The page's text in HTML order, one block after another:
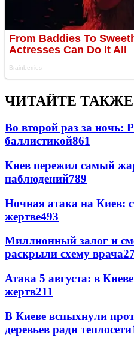
ЧИТАЙТЕ ТАКЖЕ
Во второй раз за ночь:
баллистикой861
Киев пережил самый
наблюдений789
Ночная атака на Киев:
жертве493
Миллионный залог и
раскрыли схему врача
Атака 5 августа: в
жертв211
В Киеве вспыхнули
деревьев ради теплосети